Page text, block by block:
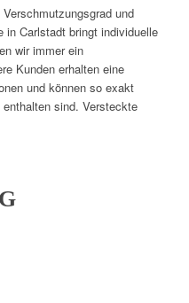
und
in Carlstadt bringt individuelle
wir immer ein
Kunden erhalten eine
und können so exakt
sind. Versteckte